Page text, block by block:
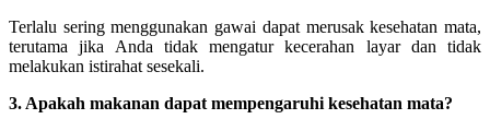
Terlalu sering menggunakan gawai dapat merusak kesehatan mata,
terutama jika Anda tidak mengatur kecerahan layar dan tidak
melakukan istirahat sesekali.
3. Apakah makanan dapat mempengaruhi kesehatan mata?